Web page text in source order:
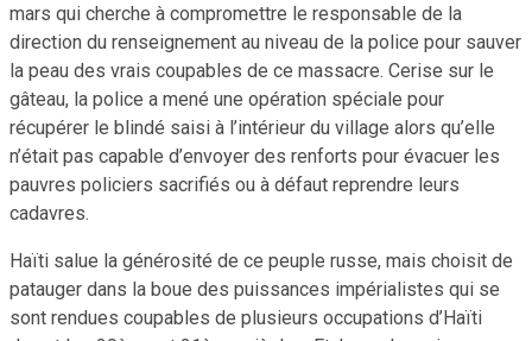
mars qui cherche à compromettre le responsable de la
direction du renseignement au niveau de la police pour sauver
la peau des vrais coupables de ce massacre. Cerise sur le
gâteau, la police a mené une opération spéciale pour
récupérer le blindé saisi à l’intérieur du village alors qu’elle
n’était pas capable d’envoyer des renforts pour évacuer les
pauvres policiers sacrifiés ou à défaut reprendre leurs
cadavres.
Haïti salue la générosité de ce peuple russe, mais choisit de
patauger dans la boue des puissances impérialistes qui se
sont rendues coupables de plusieurs occupations d’Haïti